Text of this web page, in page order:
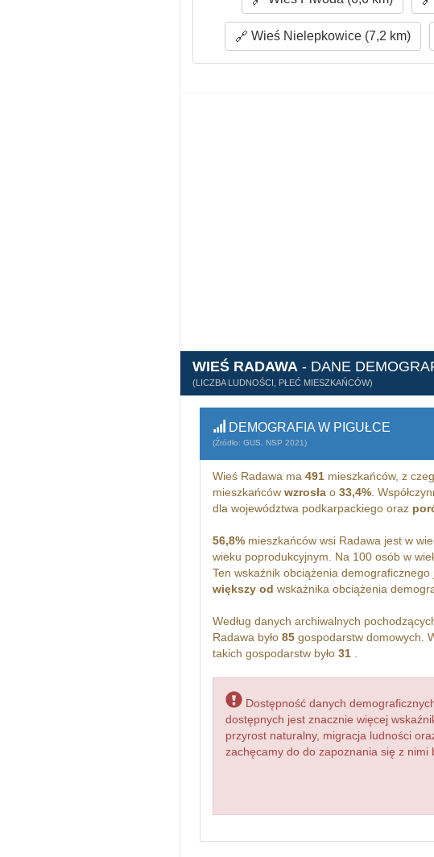
Wieś Nielepkowice (7,2 km)
WIEŚ RADAWA - DANE
(LICZBA LUDNOŚCI, PŁEĆ MIESZKAŃCÓW)
DEMOGRAFIA W PIGUŁCE
(Źródło: GUS, NSP 2021)
Wieś Radawa ma 491mieszkańców, z
mieszkańców wzrosłao 33,4%.
dla województwa podkarpackiego oraz
56,8%mieszkańców wsi Radawa jest w
wieku poprodukcyjnym. Na 100 osób w
Ten wskaźnik obciążenia demograficznego
większy od wskażnika obciążenia
Według danych archiwalnych
Radawa było 85gospodarstw domowych.
takich gospodarstw było 31.
Dostępność danych
dostępnych jest znacznie więcej
przyrost naturalny, migracja ludności
zachęcamy do do zapoznania się z